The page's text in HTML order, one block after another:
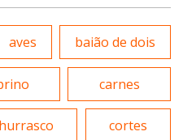
e sorvetes
aves baião de dois
carnes
cortes